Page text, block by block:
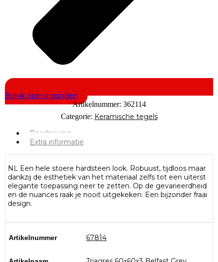
Bekijk openingstijden
Artikelnummer: 362114
Categorie: Keramische tegels
Beschrijving
Extra informatie
NL Een hele stoere hardsteen look. Robuust, tijdloos maar
dankzij de esthetiek van het materiaal zelfs tot een uiterst
elegante toepassing neer te zetten. Op de gevarieerdheid
en de nuances raak je nooit uitgekeken. Een bijzonder fraai
design.
Artikelnummer 67814